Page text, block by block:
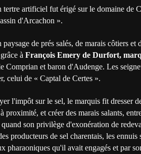
tertre artificiel fut érigé sur le domaine de
d'Arcachon ».
de prés salés, de marais côtiers et
à François Emery de Durfort,
Comprian et baron d'Audenge. Les
celui de « Captal de Certes ».
l'impôt sur le sel, le marquis fit dresser
proximité, et créer des marais salants,
son privilège d'exonération de
producteurs de sel charentais, les
pharaoniques qu'il avait engagés et par